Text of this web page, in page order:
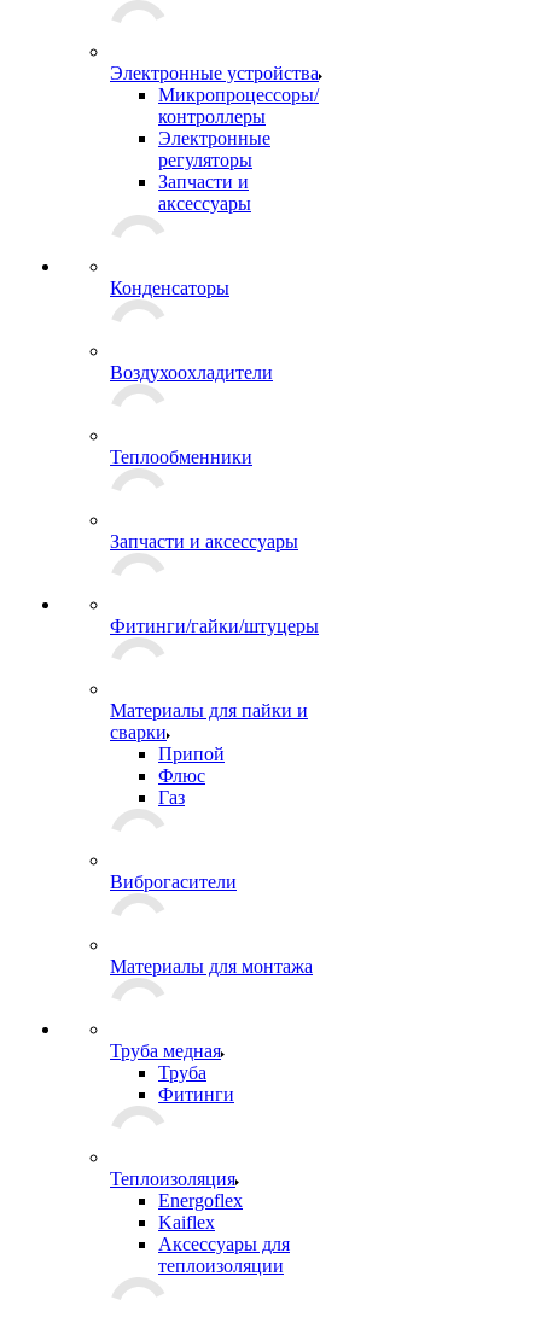
Электронные устройства
Микропроцессоры/
контроллеры
Электронные
регуляторы
Запчасти и
аксессуары
Конденсаторы
Воздухоохладители
Теплообменники
Запчасти и аксессуары
Фитинги/гайки/штуцеры
Материалы для пайки и
сварки
Припой
Флюс
Газ
Виброгасители
Материалы для монтажа
Труба медная
Труба
Фитинги
Теплоизоляция
Energoflex
Kaiflex
Аксессуары для
теплоизоляции